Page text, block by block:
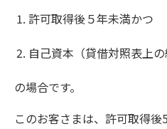
許可取得後５年未満かつ
自己資本（貸借対照表上
の場合です。
このお客さまは、許可取得